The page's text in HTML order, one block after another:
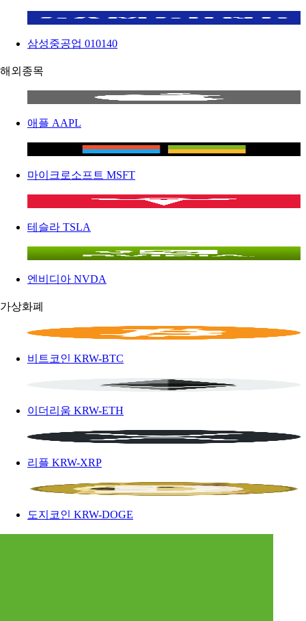
삼성중공업 010140
해외종목
애플 AAPL
마이크로소프트 MSFT
테슬라 TSLA
엔비디아 NVDA
가상화폐
비트코인 KRW-BTC
이더리움 KRW-ETH
리플 KRW-XRP
도지코인 KRW-DOGE